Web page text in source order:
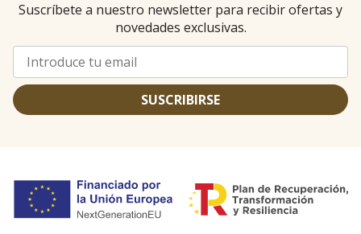
Suscríbete a nuestro newsletter para recibir ofertas y
novedades exclusivas.
SUSCRIBIRSE